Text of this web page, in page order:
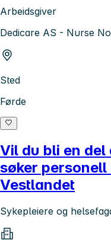
Arbeidsgiver
Dedicare AS - Nurse
Sted
Førde
Vil du bli en del
søker
Vestlandet
Sykepleiere og